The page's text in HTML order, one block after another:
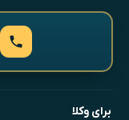
برای وکلا